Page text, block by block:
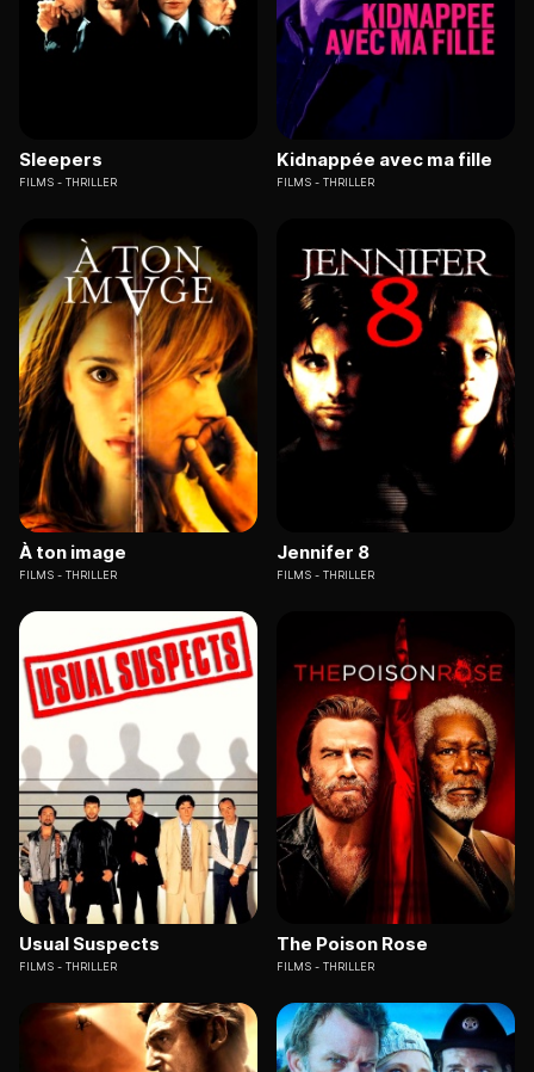
Sleepers
FILMS THRILLER
Kidnappée avec ma fille
FILMS THRILLER
À ton image
FILMS THRILLER
Jennifer 8
FILMS THRILLER
Usual Suspects
FILMS THRILLER
The Poison Rose
FILMS THRILLER